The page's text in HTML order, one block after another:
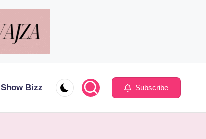
Show Bizz Subscribe